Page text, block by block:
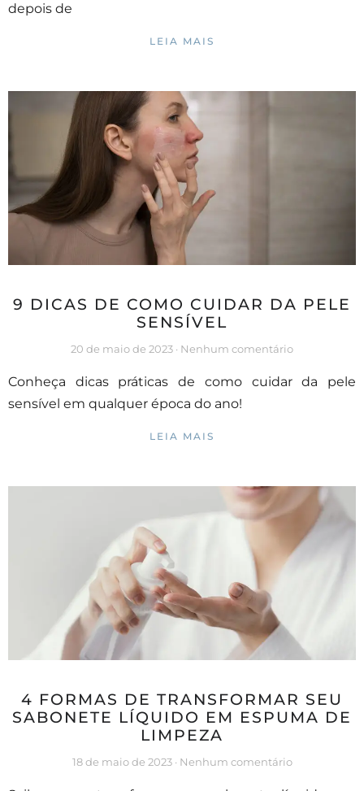
depois de
LEIA MAIS
9 DICAS DE COMO CUIDAR DA PELE
SENSÍVEL
20 de maio de 2023 Nenhum comentário
Conheça dicas práticas de como cuidar da pele
sensível em qualquer época do ano!
LEIA MAIS
4 FORMAS DE TRANSFORMAR SEU
SABONETE LÍQUIDO EM ESPUMA DE
LIMPEZA
18 de maio de 2023 Nenhum comentário